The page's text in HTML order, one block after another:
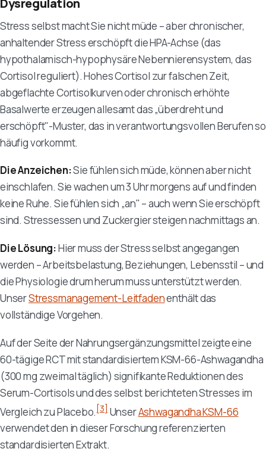
Stress selbst macht Sie nicht müde – aber chronischer,
anhaltender Stress erschöpft die HPA-Achse (das
hypothalamisch-hypophysäre Nebennierensystem, das
Cortisol reguliert). Hohes Cortisol zur falschen Zeit,
abgeflachte Cortisolkurven oder chronisch erhöhte
Basalwerte erzeugen allesamt das „überdreht und
erschöpft"-Muster, das in verantwortungsvollen Berufen so
häufig vorkommt.
Die Anzeichen:Sie fühlen sich müde, können aber nicht
einschlafen. Sie wachen um 3 Uhr morgens auf und finden
keine Ruhe. Sie fühlen sich „an" – auch wenn Sie erschöpft
sind. Stressessen und Zuckergier steigen nachmittags an.
Die Lösung:Hier muss der Stress selbst angegangen
werden – Arbeitsbelastung, Beziehungen, Lebensstil – und
die Physiologie drum herum muss unterstützt werden.
UnserStressmanagement-Leitfadenenthält das
vollständige Vorgehen.
Auf der Seite der Nahrungsergänzungsmittel zeigte eine
60-tägige RCT mit standardisiertem KSM-66-Ashwagandha
(300 mg zweimal täglich) signifikante Reduktionen des
Serum-Cortisols und des selbst berichteten Stresses im
Vergleich zu Placebo.[3]UnserAshwagandha KSM-66
verwendet den in dieser Forschung referenzierten
standardisierten Extrakt.